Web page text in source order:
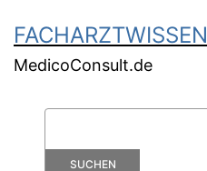
FACHARZTWISSEN
MedicoConsult.de